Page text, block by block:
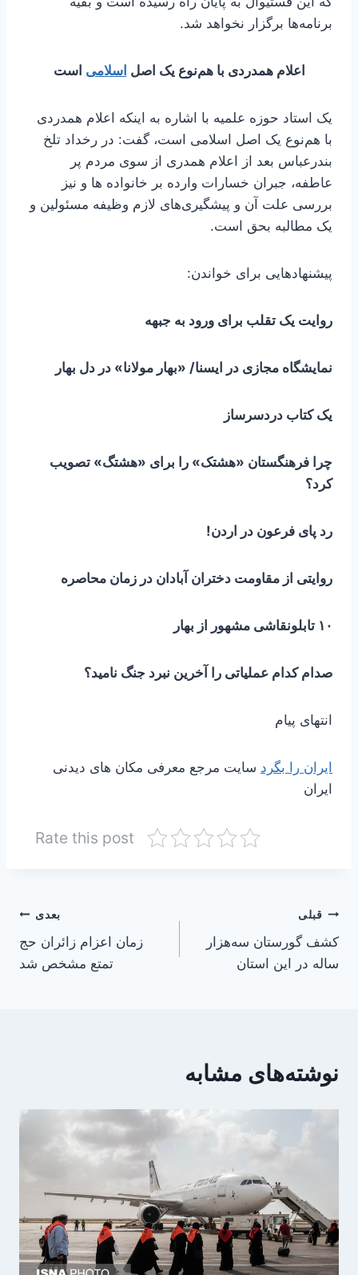
برنامه‌ها برگزار نخواهد شد.
اعلام همدردی با هم‌نوع یک اصل اسلامی است
یک استاد حوزه علمیه با اشاره به اینکه اعلام همدردی
با هم‌نوع یک اصل اسلامی است، گفت: در رخداد تلخ
بندرعباس بعد از اعلام همدری از سوی مردم پر
عاطفه، جبران خسارات وارده بر خانواده ها و نیز
بررسی علت آن و پیشگیری‌های لازم وظیفه مسئولین و
یک مطالبه بحق است.
پیشنهادهایی برای خواندن:
روایت یک تقلب برای ورود به جبهه
نمایشگاه مجازی در ایسنا/ «بهار مولانا» در دل بهار
یک کتاب دردسرساز
چرا فرهنگستان «هشتک» را برای «هشتگ» تصویب
کرد؟
رد پای فرعون در اردن!
روایتی از مقاومت دختران آبادان در زمان محاصره
۱۰ تابلونقاشی مشهور از بهار
صدام کدام عملیاتی را آخرین نبرد جنگ نامید؟
انتهای پیام
ایران را بگرد سایت مرجع معرفی مکان های دیدنی
ایران
Rate this post
راهبری
نوشته
قبلی
کشف گورستان سه‌هزار
ساله در این استان
بعدی
زمان اعزام زائران حج
تمتع مشخص شد
نوشته‌های مشابه